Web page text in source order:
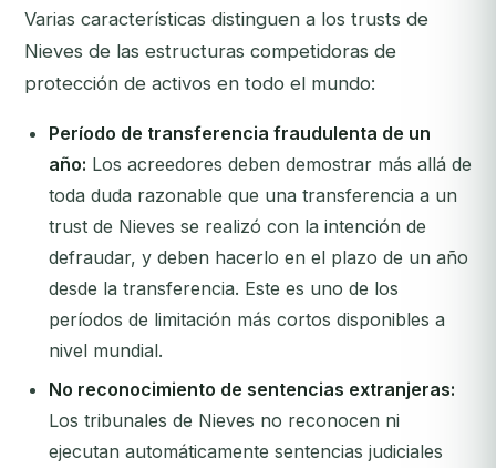
Varias características distinguen a los trusts de
Nieves de las estructuras competidoras de
protección de activos en todo el mundo:
Período de transferencia fraudulenta de un
año: Los acreedores deben demostrar más allá de
toda duda razonable que una transferencia a un
trust de Nieves se realizó con la intención de
defraudar, y deben hacerlo en el plazo de un año
desde la transferencia. Este es uno de los
períodos de limitación más cortos disponibles a
nivel mundial.
No reconocimiento de sentencias extranjeras:
Los tribunales de Nieves no reconocen ni
ejecutan automáticamente sentencias judiciales